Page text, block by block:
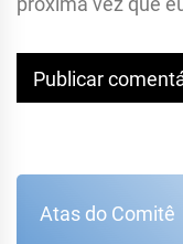
Atas do Comitê